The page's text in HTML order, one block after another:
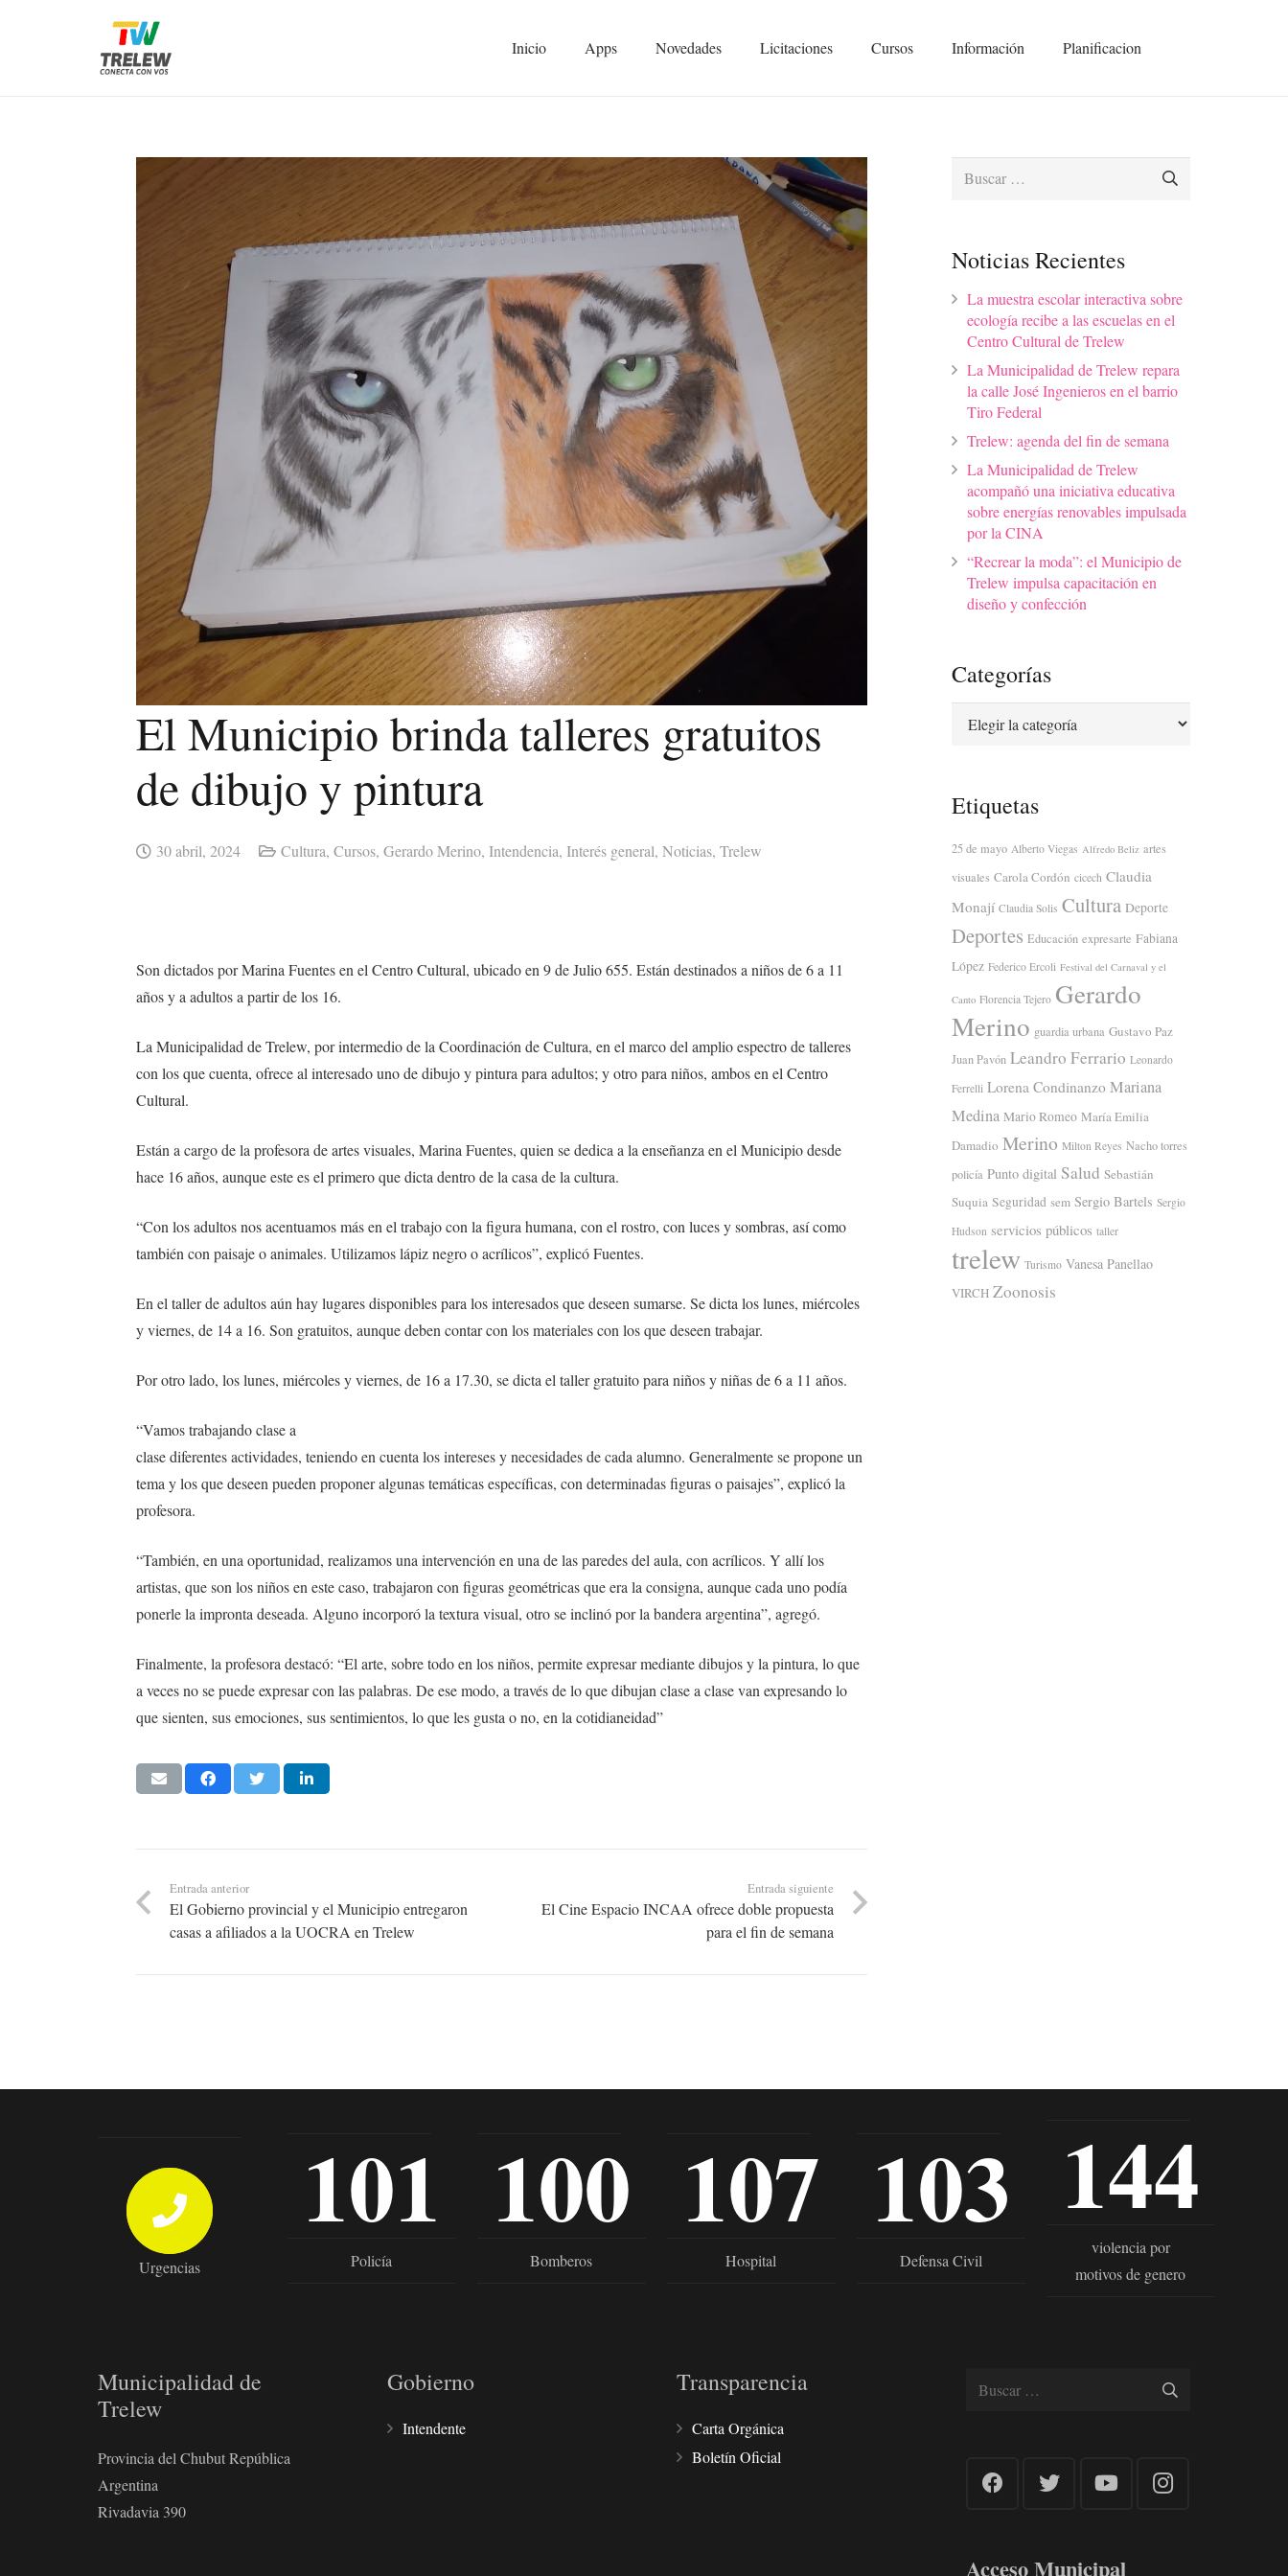
Inicio Apps Novedades Licitaciones Cursos Información Planificacion
El Municipio brinda talleres gratuitos
de dibujo y pintura
30 abril, 2024 Cultura, Cursos, Gerardo Merino, Intendencia, Interés general, Noticias, Trelew
Son dictados por Marina Fuentes en el Centro Cultural, ubicado en 9 de Julio 655. Están destinados a niños de 6 a 11
años y a adultos a partir de los 16.
La Municipalidad de Trelew, por intermedio de la Coordinación de Cultura, en el marco del amplio espectro de talleres
con los que cuenta, ofrece al interesado uno de dibujo y pintura para adultos; y otro para niños, ambos en el Centro
Cultural.
Están a cargo de la profesora de artes visuales, Marina Fuentes, quien se dedica a la enseñanza en el Municipio desde
hace 16 años, aunque este es el primero que dicta dentro de la casa de la cultura.
“Con los adultos nos acentuamos más en el trabajo con la figura humana, con el rostro, con luces y sombras, así como
también con paisaje o animales. Utilizamos lápiz negro o acrílicos”, explicó Fuentes.
En el taller de adultos aún hay lugares disponibles para los interesados que deseen sumarse. Se dicta los lunes, miércoles
y viernes, de 14 a 16. Son gratuitos, aunque deben contar con los materiales con los que deseen trabajar.
Por otro lado, los lunes, miércoles y viernes, de 16 a 17.30, se dicta el taller gratuito para niños y niñas de 6 a 11 años.
“Vamos trabajando clase a
clase diferentes actividades, teniendo en cuenta los intereses y necesidades de cada alumno. Generalmente se propone un
tema y los que deseen pueden proponer algunas temáticas específicas, con determinadas figuras o paisajes”, explicó la
profesora.
“También, en una oportunidad, realizamos una intervención en una de las paredes del aula, con acrílicos. Y allí los
artistas, que son los niños en este caso, trabajaron con figuras geométricas que era la consigna, aunque cada uno podía
ponerle la impronta deseada. Alguno incorporó la textura visual, otro se inclinó por la bandera argentina”, agregó.
Finalmente, la profesora destacó: “El arte, sobre todo en los niños, permite expresar mediante dibujos y la pintura, lo que
a veces no se puede expresar con las palabras. De ese modo, a través de lo que dibujan clase a clase van expresando lo
que sienten, sus emociones, sus sentimientos, lo que les gusta o no, en la cotidianeidad”
Entrada anterior
El Gobierno provincial y el Municipio entregaron
casas a afiliados a la UOCRA en Trelew
Entrada siguiente
El Cine Espacio INCAA ofrece doble propuesta
para el fin de semana
Buscar:
Noticias Recientes
La muestra escolar interactiva sobre
ecología recibe a las escuelas en el
Centro Cultural de Trelew
La Municipalidad de Trelew repara
la calle José Ingenieros en el barrio
Tiro Federal
Trelew: agenda del fin de semana
La Municipalidad de Trelew
acompañó una iniciativa educativa
sobre energías renovables impulsada
por la CINA
“Recrear la moda”: el Municipio de
Trelew impulsa capacitación en
diseño y confección
Categorías
Etiquetas
25 de mayo Alberto Viegas Alfredo Beliz artes
visuales Carola Cordón cicech Claudia
Monají Claudia Solis Cultura Deporte
Deportes Educación expresarte Fabiana
López Federico Ercoli Festival del Carnaval y el
Canto Florencia Tejero Gerardo
Merino guardia urbana Gustavo Paz
Juan Pavón Leandro Ferrario Leonardo
Ferrelli Lorena Condinanzo Mariana
Medina Mario Romeo María Emilia
Damadio Merino Milton Reyes Nacho torres
policía Punto digital Salud Sebastián
Suquia Seguridad sem Sergio Bartels Sergio
Hudson servicios públicos taller
trelew Turismo Vanesa Panellao
VIRCH Zoonosis
Urgencias
101
Policía
100
Bomberos
107
Hospital
103
Defensa Civil
144
violencia por
motivos de genero
Municipalidad de
Trelew
Provincia del Chubut República
Argentina
Rivadavia 390
Gobierno
Intendente
Transparencia
Carta Orgánica
Boletín Oficial
Buscar:
Acceso Municipal